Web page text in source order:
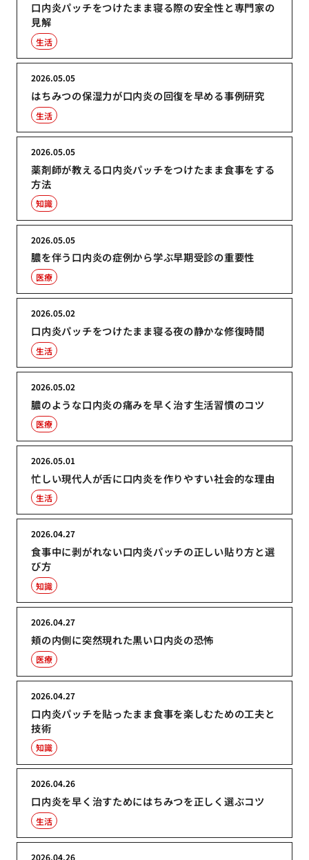
口内炎パッチをつけたまま寝る際の安全性と専門家の
見解
生活
はちみつの保湿力が口内炎の回復を早める事例研究
2026.05.05
生活
薬剤師が教える口内炎パッチをつけたまま食事をする
方法
2026.05.05
知識
膿を伴う口内炎の症例から学ぶ早期受診の重要性
2026.05.05
医療
口内炎パッチをつけたまま寝る夜の静かな修復時間
2026.05.02
生活
膿のような口内炎の痛みを早く治す生活習慣のコツ
2026.05.02
医療
忙しい現代人が舌に口内炎を作りやすい社会的な理由
2026.05.01
生活
食事中に剥がれない口内炎パッチの正しい貼り方と選
び方
2026.04.27
知識
頬の内側に突然現れた黒い口内炎の恐怖
2026.04.27
医療
口内炎パッチを貼ったまま食事を楽しむための工夫と
技術
2026.04.27
知識
口内炎を早く治すためにはちみつを正しく選ぶコツ
2026.04.26
生活
2026.04.26